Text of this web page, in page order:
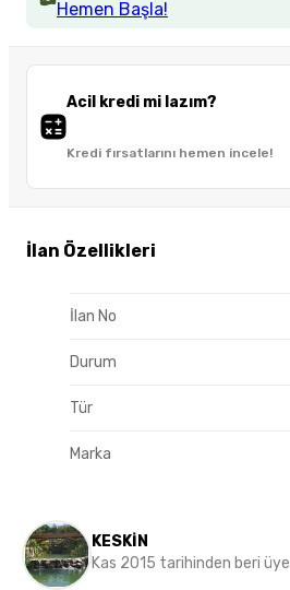
Hemen Başla!
Acil kredi mi lazım?
Kredi fırsatlarını hemen incele!
İlan Özellikleri
İlan No
Durum
Tür
Marka
KESKİN
Kas 2015 tarihinden beri üye